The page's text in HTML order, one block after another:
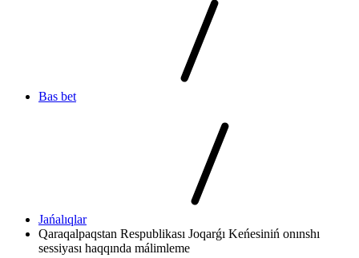
Bas bet
Jańalıqlar
Qaraqalpaqstan Respublikası Joqarǵı Keńesiniń onınshı
sessiyası haqqında málimleme